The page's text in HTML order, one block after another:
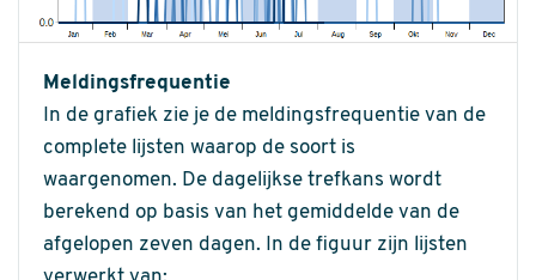
Meldingsfrequentie
In de grafiek zie je de meldingsfrequentie van de
complete lijsten waarop de soort is
waargenomen. De dagelijkse trefkans wordt
berekend op basis van het gemiddelde van de
afgelopen zeven dagen. In de figuur zijn lijsten